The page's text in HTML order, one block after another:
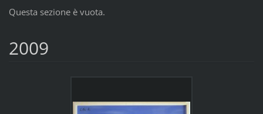
Questa sezione è vuota.
2009